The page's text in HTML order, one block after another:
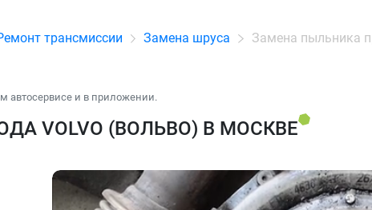
трансмиссии Замена шруса Замена пыльника
автосервисе и в приложении.
VOLVO (ВОЛЬВО) В МОСКВЕ